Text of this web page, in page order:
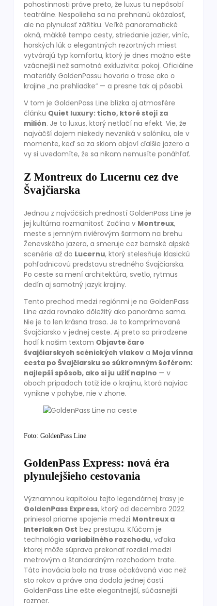
pohostinnosti práve preto, že luxus tu nepôsobí
teatrálne. Nespolieha sa na prehnanú okázalosť,
ale na plynulosť zážitku. Veľké panoramatické
okná, mäkké tempo cesty, striedanie jazier, viníc,
horských lúk a elegantných rezortných miest
vytvárajú typ komfortu, ktorý je dnes možno ešte
vzácnejší než samotná exkluzivita: pokoj. Oficiálne
materiály GoldenPassu hovoria o trase ako o
krajine „na prehliadke“ — a presne tak aj pôsobí.
V tom je GoldenPass Line blízka aj atmosfére
článku Quiet luxury: ticho, ktoré stojí za
milión. Je to luxus, ktorý netlačí na efekt. Vie, že
najväčší dojem niekedy nevzniká v salóniku, ale v
momente, keď sa za sklom objaví ďalšie jazero a
vy si uvedomíte, že sa nikam nemusíte ponáhľať.
Z Montreux do Lucernu cez dve
Švajčiarska
Jednou z najväčších predností GoldenPass Line je
jej kultúrna rozmanitosť. Začína v Montreux,
meste s jemným riviérovým šarmom na brehu
Ženevského jazera, a smeruje cez bernské alpské
scenérie až do Lucernu, ktorý stelesňuje klasickú
pohľadnicovú predstavu stredného Švajčiarska.
Po ceste sa mení architektúra, svetlo, rytmus
dedín aj samotný jazyk krajiny.
Tento prechod medzi regiónmi je na GoldenPass
Line azda rovnako dôležitý ako panoráma sama.
Nie je to len krásna trasa. Je to komprimované
Švajčiarsko v jednej ceste. Aj preto sa prirodzene
hodí k našim textom Objavte čaro
švajčiarskych scénických vlakov a Moja vínna
cesta po Švajčiarsku so súkromným šoférom:
najlepší spôsob, ako si ju užiť naplno — v
oboch prípadoch totiž ide o krajinu, ktorá najviac
vynikne v pohybe, nie v zhone.
Foto: GoldenPass Line
GoldenPass Express: nová éra
plynulejšieho cestovania
Významnou kapitolou tejto legendárnej trasy je
GoldenPass Express, ktorý od decembra 2022
priniesol priame spojenie medzi Montreux a
Interlaken Ost bez prestupu. Kľúčom je
technológia variabilného rozchodu, vďaka
ktorej môže súprava prekonať rozdiel medzi
metrovým a štandardným rozchodom trate.
Táto inovácia bola na trase očakávaná viac než
sto rokov a práve ona dodala jednej časti
GoldenPass Line ešte elegantnejší, súčasnejší
rozmer.